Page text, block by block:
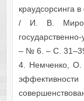
краудсорсинга
/ И. В.
– № 6. – С.
4. Немченко, О.